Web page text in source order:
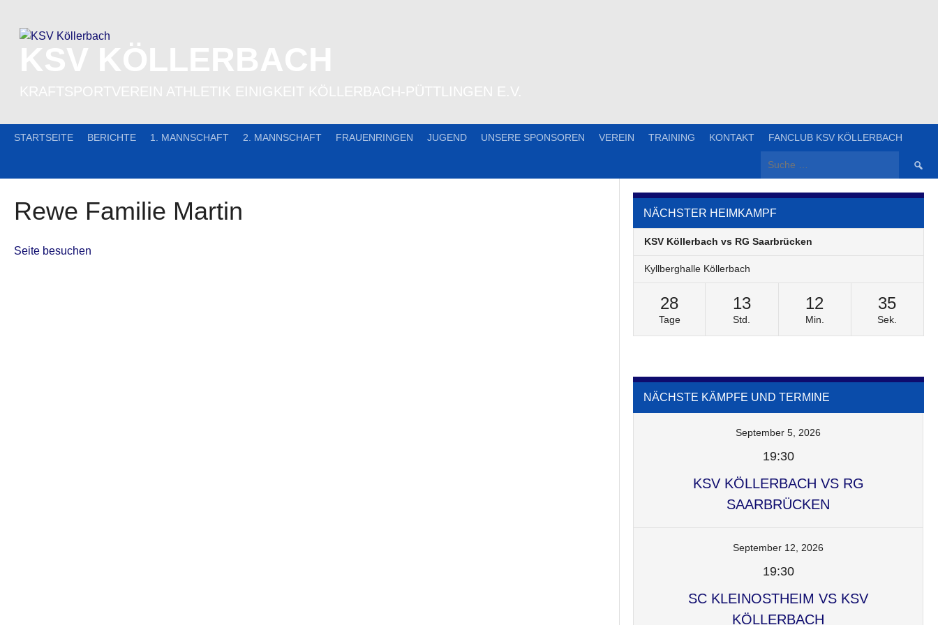
content
STARTSEITE BERICHTE 1. MANNSCHAFT 2. MANNSCHAFT FRAUENRINGEN JUGEND UNSERE SPONSOREN VEREIN TRAINING KONTAKT FANCLUB KSV KÖLLERBACH
Suche
Rewe Familie Martin
Seite besuchen
NÄCHSTER HEIMKAMPF
KSV Köllerbach vs RG Saarbrücken
Kyllberghalle Köllerbach
28
Tage
13
Std.
12
Min.
35
Sek.
NÄCHSTE KÄMPFE UND TERMINE
September 5, 2026
19:30
KSV KÖLLERBACH VS RG
SAARBRÜCKEN
September 12, 2026
19:30
SC KLEINOSTHEIM VS KSV
KÖLLERBACH